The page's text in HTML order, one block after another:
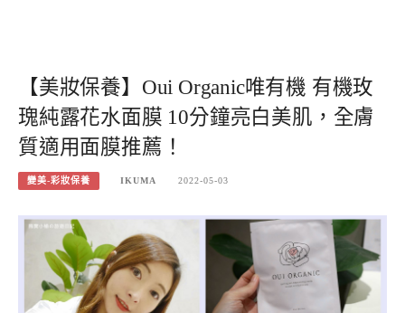
【美妝保養】Oui Organic唯有機 有機玫
瑰純露花水面膜 10分鐘亮白美肌，全膚
質適用面膜推薦！
變美-彩妝保養 IKUMA 2022-05-03